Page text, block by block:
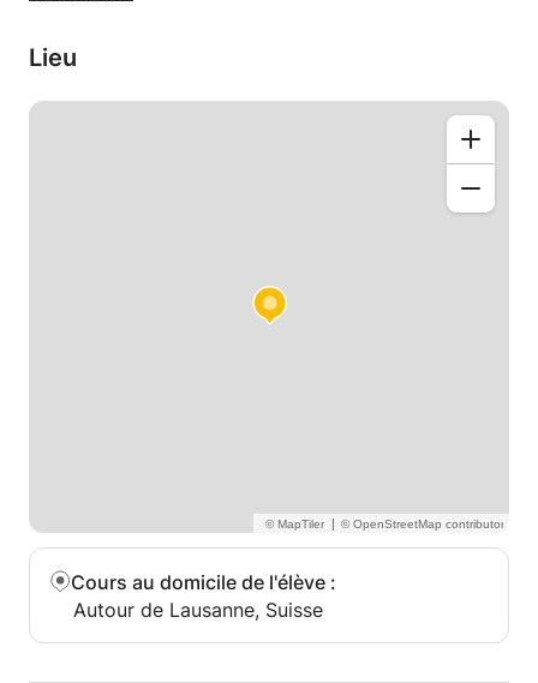
Lieu
|
Cours au domicile de l'élève :
Autour de Lausanne, Suisse